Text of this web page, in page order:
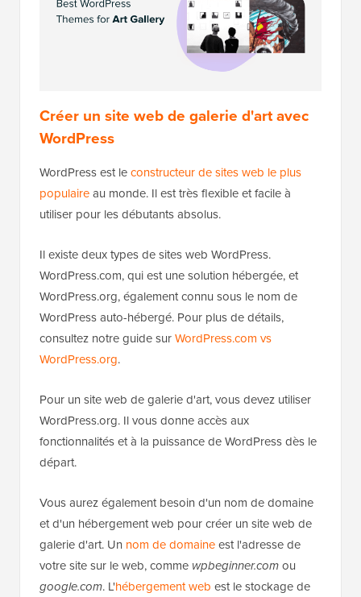
Créer un site web de galerie d'art avec
WordPress
WordPress est leconstructeur de sites web le plus
populaireau monde. Il est très flexible et facile à
utiliser pour les débutants absolus.
Il existe deux types de sites web WordPress.
WordPress.com, qui est une solution hébergée, et
WordPress.org, également connu sous le nom de
WordPress auto-hébergé. Pour plus de détails,
consultez notre guide surWordPress.com vs
WordPress.org.
Pour un site web de galerie d'art, vous devez utiliser
WordPress.org. Il vous donne accès aux
fonctionnalités et à la puissance de WordPress dès le
départ.
Vous aurez également besoin d'un nom de domaine
et d'un hébergement web pour créer un site web de
galerie d'art. Un nom de domaineest l'adresse de
votre site sur le web, comme wpbeginner.comou
google.com. L'hébergement web est le stockage de